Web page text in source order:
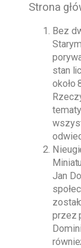
Strona
Bez
stan
około
Jan
przez